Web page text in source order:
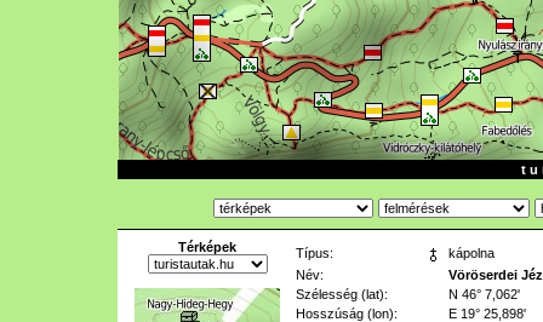
t u
Térképek Típus:
kápolna
Név:
Vöröserdei
Szélesség (lat):
N 46° 7,062'
Hosszúság (lon):
E 19° 25,898'